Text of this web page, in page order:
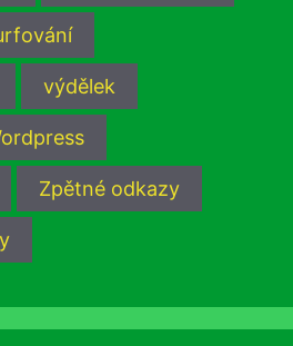
výdělek
Zpětné odkazy